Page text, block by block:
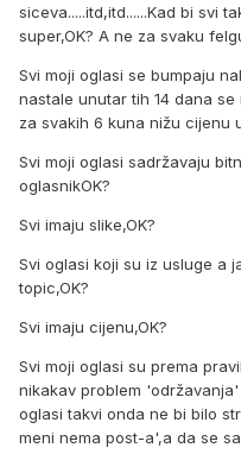
siceva.....itd,itd......Kad bi svi
super,OK? A ne za svaku
Svi moji oglasi se bumpaju
nastale unutar tih 14 dana
za svakih 6 kuna nižu cijenu
Svi moji oglasi sadržavaju
oglasnikOK?
Svi imaju slike,OK?
Svi oglasi koji su iz usluge a
topic,OK?
Svi imaju cijenu,OK?
Svi moji oglasi su prema
nikakav problem
oglasi takvi onda ne bi bilo
meni nema post-a',a da se